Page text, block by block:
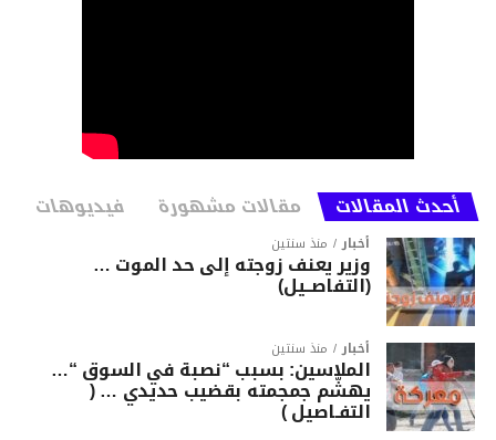
أحدث المقالات مقالات مشهورة فيديوهات
أخبار منذ سنتين
وزير يعنف زوجته إلى حد الموت …
(التفاصــيل)
أخبار منذ سنتين
الملاسين: بسبب “نصبة في السوق “…
يهشّم جمجمته بقضيب حديدي … (
التفـاصيل )